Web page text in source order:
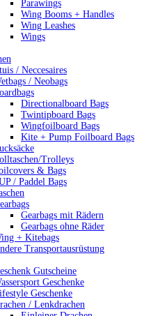
Parawings
Wing Booms + Handles
Wing Leashes
Wings
/ Neccesaires
/ Neobags
Directionalboard Bags
Twintipboard Bags
Wingfoilboard Bags
Kite + Pump Foilboard Bags
Trolleys
& Bags
/ Paddel Bags
Gearbags mit Rädern
Gearbags ohne Räder
+ Kitebags
Transportausrüstung
Gutscheine
Geschenke
Geschenke
/ Lenkdrachen